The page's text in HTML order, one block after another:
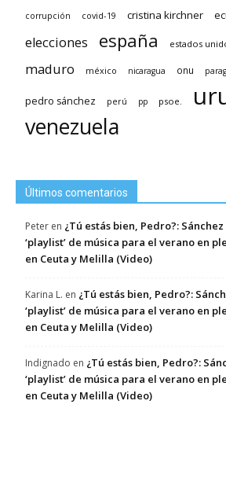
corrupción covid-19 cristina kirchner
elecciones españa estados
maduro méxico nicaragua onu
pedro sánchez perú pp psoe.
venezuela
Últimos comentarios
Peter en ¿Tú estás bien, Pedro?:
‘playlist’ de música para el verano en
en Ceuta y Melilla (Video)
Karina L. en ¿Tú estás bien, Pedro?:
‘playlist’ de música para el verano en
en Ceuta y Melilla (Video)
Indignado en ¿Tú estás bien, Pedro?:
‘playlist’ de música para el verano en
en Ceuta y Melilla (Video)